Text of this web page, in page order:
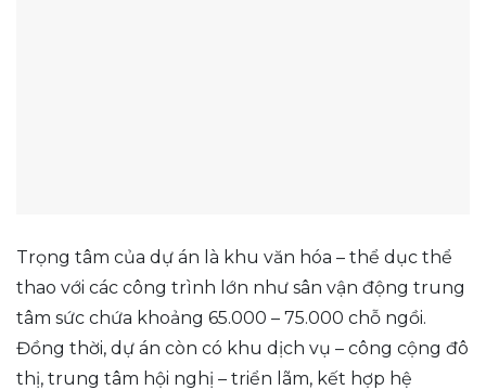
Trọng tâm của dự án là khu văn hóa – thể dục thể
thao với các công trình lớn như sân vận động trung
tâm sức chứa khoảng 65.000 – 75.000 chỗ ngồi.
Đồng thời, dự án còn có khu dịch vụ – công cộng đô
thị, trung tâm hội nghị – triển lãm, kết hợp hệ